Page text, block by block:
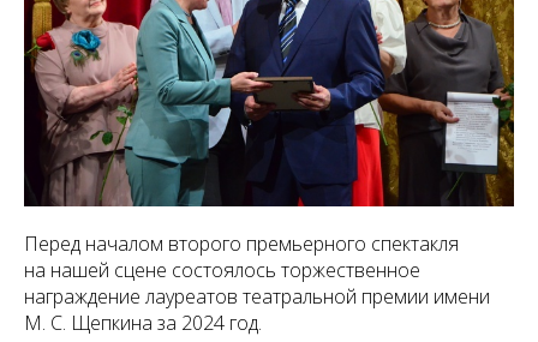
Перед началом второго премьерного спектакля
на нашей сцене состоялось торжественное
награждение лауреатов театральной премии имени
М. С. Щепкина за 2024 год.